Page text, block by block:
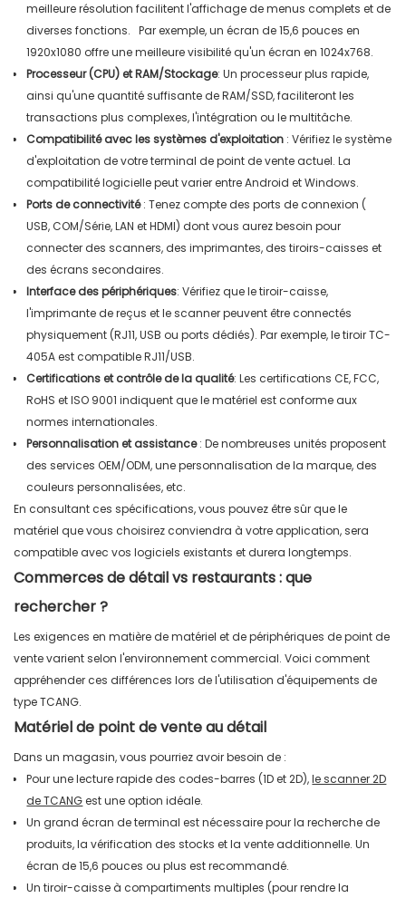
meilleure résolution facilitent l'affichage de menus complets et de
diverses fonctions.
Par exemple, un écran de 15,6 pouces en
1920x1080 offre une meilleure visibilité qu'un écran en 1024x768.
Processeur (CPU) et RAM/Stockage:Un processeur plus rapide,
ainsi qu'une quantité suffisante de RAM/SSD, faciliteront les
transactions plus complexes, l'intégration ou le multitâche.
Compatibilité avec les systèmes d'exploitation : Vérifiez le système
d'exploitation de votre terminal de point de vente actuel. La
compatibilité logicielle peut varier entre Android et Windows.
Ports de connectivité : Tenez compte des ports de connexion (
USB, COM/Série, LAN et HDMI) dont vous aurez besoin pour
connecter des scanners, des imprimantes, des tiroirs-caisses et
des écrans secondaires.
Interface des périphériques:Vérifiez que le tiroir-caisse,
l'imprimante de reçus et le scanner peuvent être connectés
physiquement (RJ11, USB ou ports dédiés). Par exemple, le tiroir TC-
405A est compatible RJ11/USB.
Certifications et contrôle de la qualité:Les certifications CE, FCC,
RoHS et ISO 9001 indiquent que le matériel est conforme aux
normes internationales.
Personnalisation et assistance : De nombreuses unités proposent
des services OEM/ODM, une personnalisation de la marque, des
couleurs personnalisées, etc.
En consultant ces spécifications, vous pouvez être sûr que le
matériel que vous choisirez conviendra à votre application, sera
compatible avec vos logiciels existants et durera longtemps.
Commerces de détail vs restaurants : que
rechercher ?
Les exigences en matière de matériel et de périphériques de point de
vente varient selon l'environnement commercial. Voici comment
appréhender ces différences lors de l'utilisation d'équipements de
type TCANG.
Matériel de point de vente au détail
Dans un magasin, vous pourriez avoir besoin de :
Pour une lecture rapide des codes-barres (1D et 2D),le scanner 2D
de TCANGest une option idéale.
Un grand écran de terminal est nécessaire pour la recherche de
produits, la vérification des stocks et la vente additionnelle. Un
écran de 15,6 pouces ou plus est recommandé.
Un tiroir-caisse à compartiments multiples (pour rendre la